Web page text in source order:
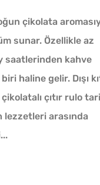
çikolata
sunar. Özellikle az
saatlerinden kahve
haline gelir. Dışı
çıtır rulo
lezzetleri arasında